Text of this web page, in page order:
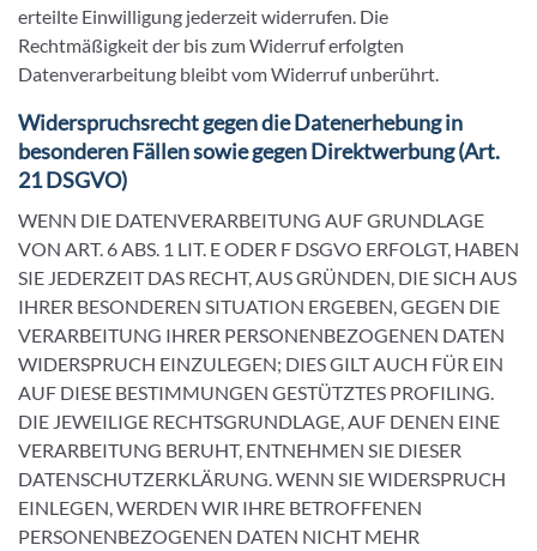
erteilte Einwilligung jederzeit widerrufen. Die
Rechtmäßigkeit der bis zum Widerruf erfolgten
Datenverarbeitung bleibt vom Widerruf unberührt.
Widerspruchsrecht gegen die Datenerhebung in
besonderen Fällen sowie gegen Direktwerbung (Art.
21 DSGVO)
WENN DIE DATENVERARBEITUNG AUF GRUNDLAGE
VON ART. 6 ABS. 1 LIT. E ODER F DSGVO ERFOLGT, HABEN
SIE JEDERZEIT DAS RECHT, AUS GRÜNDEN, DIE SICH AUS
IHRER BESONDEREN SITUATION ERGEBEN, GEGEN DIE
VERARBEITUNG IHRER PERSONENBEZOGENEN DATEN
WIDERSPRUCH EINZULEGEN; DIES GILT AUCH FÜR EIN
AUF DIESE BESTIMMUNGEN GESTÜTZTES PROFILING.
DIE JEWEILIGE RECHTSGRUNDLAGE, AUF DENEN EINE
VERARBEITUNG BERUHT, ENTNEHMEN SIE DIESER
DATENSCHUTZERKLÄRUNG. WENN SIE WIDERSPRUCH
EINLEGEN, WERDEN WIR IHRE BETROFFENEN
PERSONENBEZOGENEN DATEN NICHT MEHR